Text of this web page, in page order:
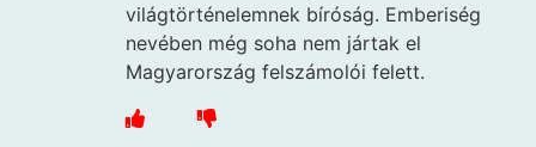
világtörténelemnek bíróság. Emberiség
nevében még soha nem jártak el
Magyarország felszámolói felett.